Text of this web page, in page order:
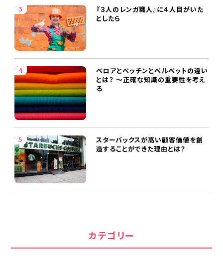
『３人のレンガ職人』に４人目がいた
としたら
ベロアとベッチンとベルベットの違い
とは？ ～正確な知識の重要性を考え
る
スターバックスが高い顧客価値を創
造することができた理由とは？
カテゴリー